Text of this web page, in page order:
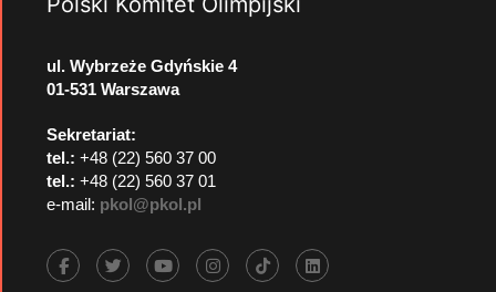
ul. Wybrzeże Gdyńskie 4
01-531 Warszawa
Sekretariat:
tel.: +48 (22) 560 37 00
tel.: +48 (22) 560 37 01
e-mail: pkol@pkol.pl